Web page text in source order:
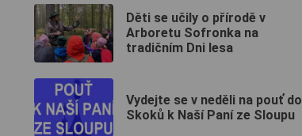
Děti se učily o přírodě v
Arboretu Sofronka na
tradičním Dni lesa
Vydejte se v neděli na pouť do
Skoků k Naší Paní ze Sloupu